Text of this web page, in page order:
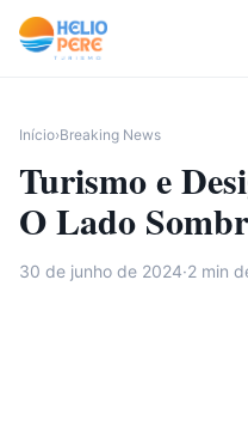
Pular para o conteúdo
Início›Breaking News
Turismo e
O Lado
30 de junho de 2024·2 min